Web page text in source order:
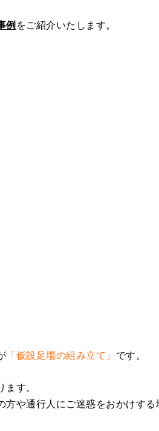
例をご紹介いたします。
「仮設足場の組み立て」 です。
す。
方や通行人にご迷惑をおかけす